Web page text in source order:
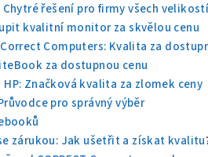
řešení pro firmy všech velikostí
kvalitní monitor za skvělou cenu
Computers: Kvalita za
za dostupnou cenu
Značková kvalita za zlomek ceny
pro správný výběr
zárukou: Jak ušetřit a získat kvalitu